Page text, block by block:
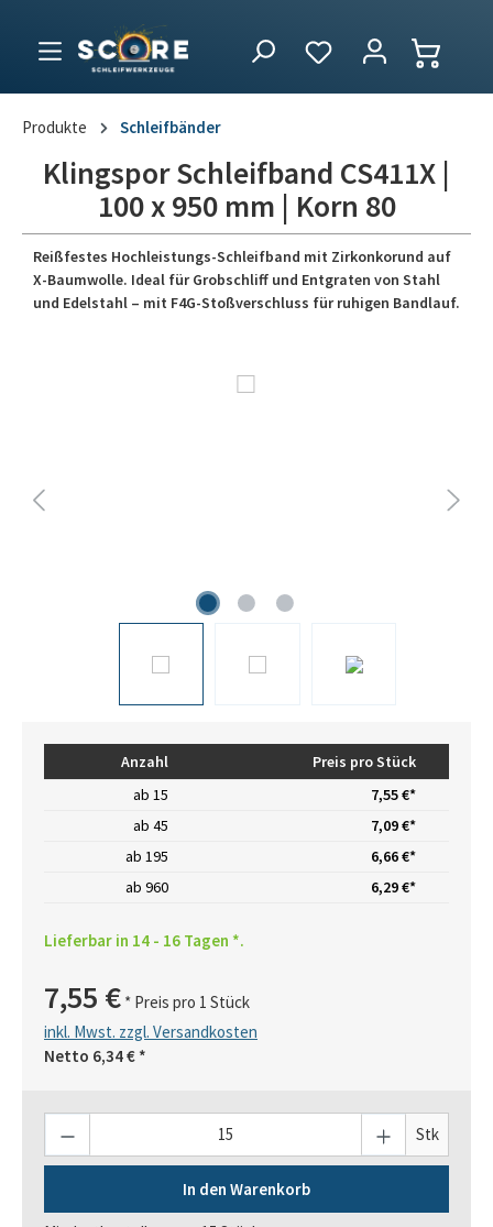
Produkte Schleifbänder
Klingspor Schleifband CS411X |
100 x 950 mm | Korn 80
Reißfestes Hochleistungs-Schleifband mit Zirkonkorund auf
X-Baumwolle. Ideal für Grobschliff und Entgraten von Stahl
und Edelstahl – mit F4G-Stoßverschluss für ruhigen Bandlauf.
Anzahl
Preis pro Stück
ab 15
7,55 €*
ab 45
7,09 €*
ab 195
6,66 €*
ab 960 6,29 €*
Lieferbar in 14 - 16 Tagen *.
7,55 € * Preis pro 1 Stück
inkl. Mwst. zzgl. Versandkosten
Netto 6,34 € *
Stk
In den Warenkorb